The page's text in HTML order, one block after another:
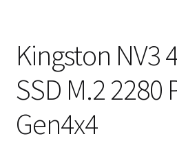
Kingston NV3
SSD M.2 2280
Gen4x4